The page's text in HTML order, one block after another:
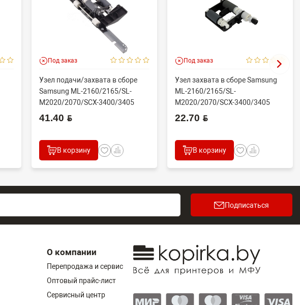
Под заказ
Узел подачи/захвата в сборе
Samsung ML-2160/2165/SL-
M2020/2070/SCX-3400/3405
(совм) J...
41.40 BYN
В корзину
Под заказ
Узел захвата в сборе Samsung
ML-2160/2165/SL-
M2020/2070/SCX-3400/3405
(совм) JC93-005...
22.70 BYN
В корзину
Подписаться
О компании
Перепродажа и сервис
Оптовый прайс-лист
Сервисный центр